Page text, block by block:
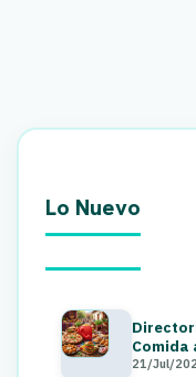
Lo Nuevo
Comida
21/Jul/